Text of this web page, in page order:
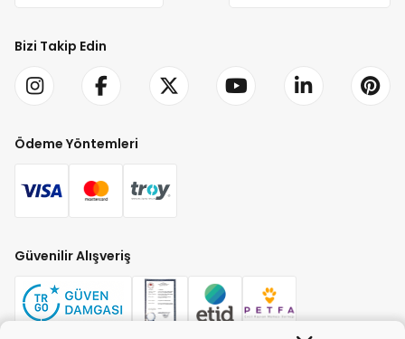
Bizi Takip Edin
Ödeme Yöntemleri
Güvenilir Alışveriş